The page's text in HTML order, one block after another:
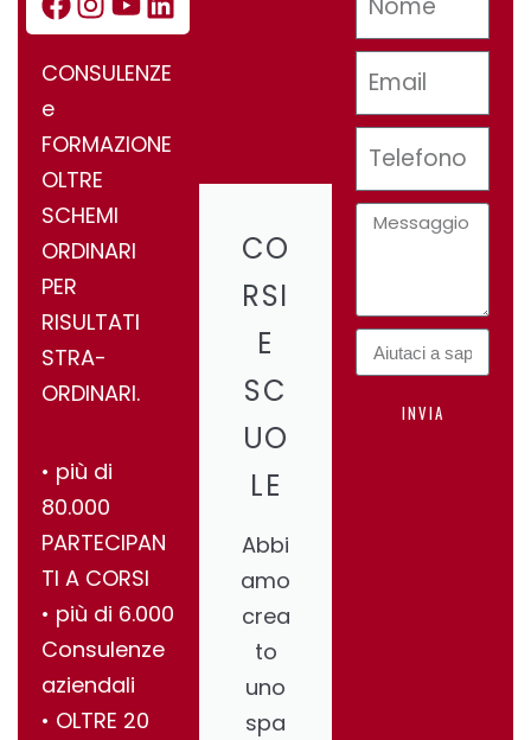
CONSULENZE
e
FORMAZIONE
OLTRE
SCHEMI
ORDINARI
PER
RISULTATI
STRA-
ORDINARI.
•⁠ ⁠più di
80.000
PARTECIPAN
TI A CORSI
•⁠ ⁠più di 6.000
Consulenze
aziendali
•⁠ ⁠OLTRE 20
CO
RSI
E
SC
UO
LE
Abbi
amo
crea
to
uno
spa
INVIA